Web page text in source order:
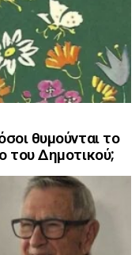
θυμούνται το
του Δημοτικού;